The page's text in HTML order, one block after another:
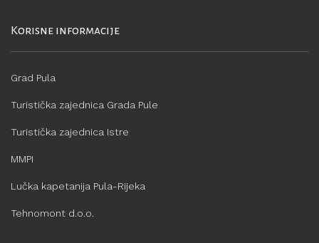
Korisne informacije
Grad Pula
Turistička zajednica Grada Pule
Turistička zajednica Istre
MMPI
Lučka kapetanija Pula-Rijeka
Tehnomont d.o.o.